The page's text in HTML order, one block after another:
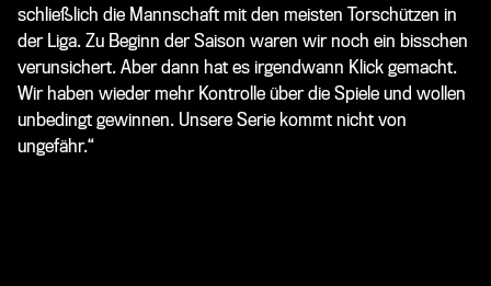
schließlich die Mannschaft mit den meisten Torschützen in
der Liga. Zu Beginn der Saison waren wir noch ein bisschen
verunsichert. Aber dann hat es irgendwann Klick gemacht.
Wir haben wieder mehr Kontrolle über die Spiele und wollen
unbedingt gewinnen. Unsere Serie kommt nicht von
ungefähr.“